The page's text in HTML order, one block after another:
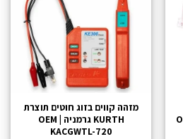
מזהה קווים בזוג חוטים תוצרת
KURTH גרמניה OEM |
KACGWTL-720